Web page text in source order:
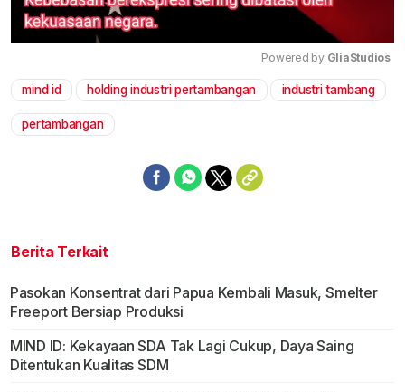
Mute
Powered by GliaStudios
mind id holding industri pertambangan industri tambang
pertambangan
Berita Terkait
Pasokan Konsentrat dari Papua Kembali Masuk, Smelter
Freeport Bersiap Produksi
MIND ID: Kekayaan SDA Tak Lagi Cukup, Daya Saing
Ditentukan Kualitas SDM